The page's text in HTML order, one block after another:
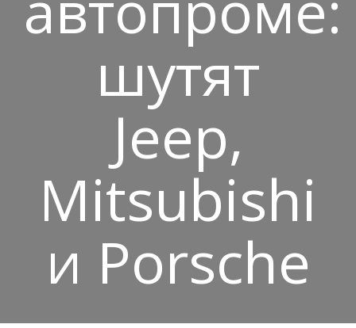
шутят
Jeep,
Mitsubishi
и Porsche